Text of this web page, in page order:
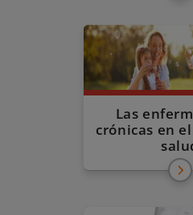
Las
crónicas en